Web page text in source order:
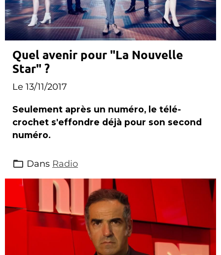
Quel avenir pour "La Nouvelle
Star" ?
Le 13/11/2017
Seulement après un numéro, le télé-
crochet s'effondre déjà pour son second
numéro.
Dans Radio